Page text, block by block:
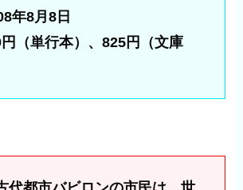
年8月8日
（単行本）、825円（文庫